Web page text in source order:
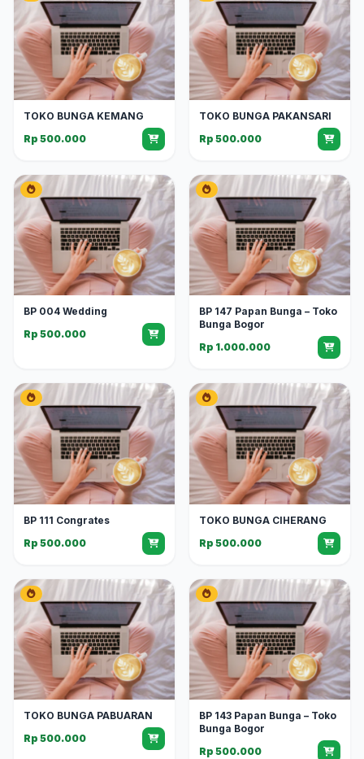
TOKO BUNGA KEMANG
Rp 500.000
TOKO BUNGA PAKANSARI
Rp 500.000
BP 004 Wedding
Rp 500.000
BP 147 Papan Bunga – Toko
Bunga Bogor
Rp 1.000.000
BP 111 Congrates
Rp 500.000
TOKO BUNGA CIHERANG
Rp 500.000
TOKO BUNGA PABUARAN
Rp 500.000
BP 143 Papan Bunga – Toko
Bunga Bogor
Rp 500.000